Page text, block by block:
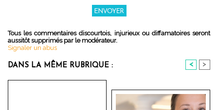
Tous les commentaires discourtois, injurieux ou diffamatoires seront
aussitôt supprimés par le modérateur.
Signaler un abus
DANS LA MÊME RUBRIQUE : < >